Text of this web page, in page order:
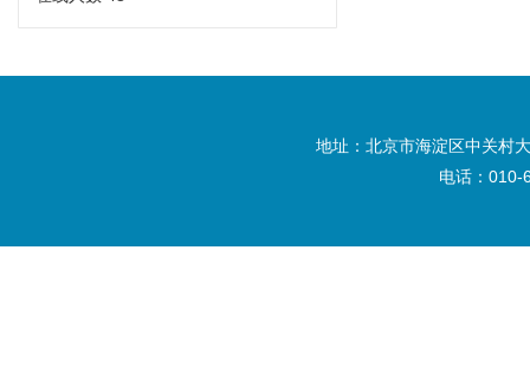
地址：北京市海淀区中关村
电话：